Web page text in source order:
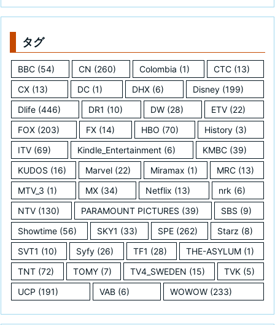
タグ
BBC (54) CN (260) Colombia (1) CTC(13)
CX (13) DC(1) DHX(6) Disney (199)
Dlife (446) DR1 (10) DW (28) ETV (22)
FOX (203) FX(14) HBO (70) History (3)
ITV (69) Kindle_Entertainment (6) KMBC(39)
KUDOS (16) Marvel (22) Miramax (1) MRC(13)
MTV_3 (1) MX(34) Netflix (13) nrk (6)
NTV (130) PARAMOUNT PICTURES (39) SBS (9)
Showtime (56) SKY1 (33) SPE(262) Starz (8)
SVT1 (10) Syfy (26) TF1 (28) THE-ASYLUM(1)
TNT (72) TOMY(7) TV4_SWEDEN (15) TVK(5)
UCP (191) VAB(6) WOWOW (233)